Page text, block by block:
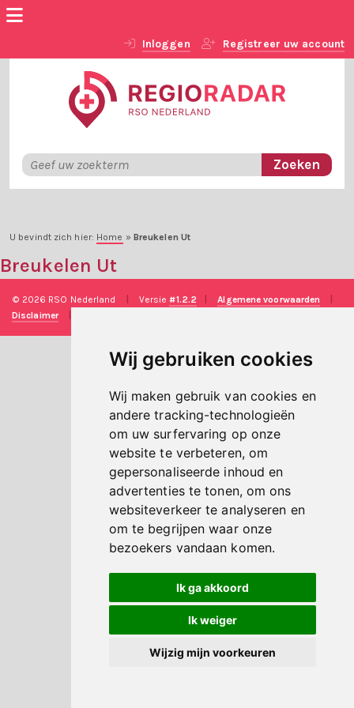
Wij gebruiken cookies
Wij maken gebruik van cookies en
andere tracking-technologieën
om uw surfervaring op onze
website te verbeteren, om
gepersonaliseerde inhoud en
advertenties te tonen, om ons
websiteverkeer te analyseren en
om te begrijpen waar onze
bezoekers vandaan komen.
Ik ga akkoord
Ik weiger
Wijzig mijn voorkeuren
Inloggen Registreer uw account
U bevindt zich hier: Home » Breukelen Ut
Breukelen Ut
© 2026 RSO Nederland Versie#1.2.2 Algemene voorwaarden
Disclaimer